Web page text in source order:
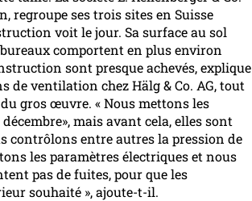
regroupe ses trois sites en Suisse
voit le jour. Sa surface au sol
comportent en plus environ
sont presque achevés, explique
ventilation chez Hälg & Co. AG, tout
gros œuvre. « Nous mettons les
mais avant cela, elles sont
contrôlons entre autres la pression de
les paramètres électriques et nous
pas de fuites, pour que les
souhaité », ajoute-t-il.